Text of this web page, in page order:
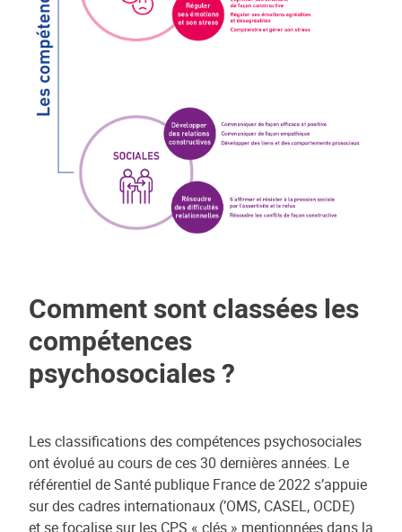
Comment sont classées les
compétences
psychosociales ?
Les classifications des compétences psychosociales
ont évolué au cours de ces 30 dernières années. Le
référentiel de Santé publique France de 2022 s’appuie
sur des cadres internationaux (’OMS, CASEL, OCDE)
et.se focalise sur les CPS « clés » mentionnées dans la